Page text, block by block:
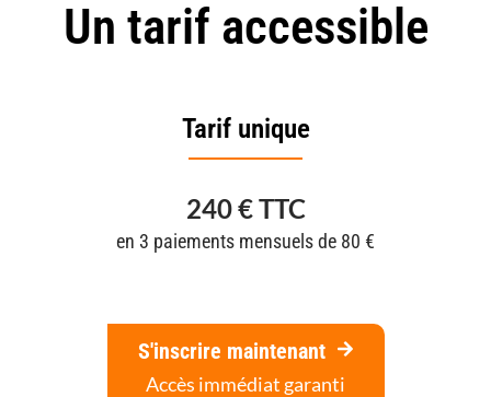
Un tarif accessible
Tarif unique
240 € TTC
en 3 paiements mensuels de 80 €
S'inscrire maintenant
Accès immédiat garanti